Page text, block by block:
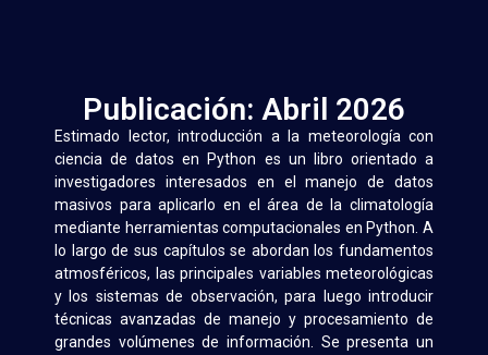
Publicación: Abril 2026
Estimado lector, introducción a la meteorología con
ciencia de datos en Python es un libro orientado a
investigadores interesados en el manejo de datos
masivos para aplicarlo en el área de la climatología
mediante herramientas computacionales en Python. A
lo largo de sus capítulos se abordan los fundamentos
atmosféricos, las principales variables meteorológicas
y los sistemas de observación, para luego introducir
técnicas avanzadas de manejo y procesamiento de
grandes volúmenes de información. Se presenta un